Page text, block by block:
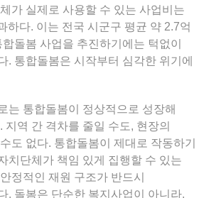
가 실제로 사용할 수 있는 사업비는
하다. 이는 전국 시군구 평균 약 2.7억
돌봄 사업을 추진하기에는 턱없이
. 통합돌봄은 시작부터 심각한 위기에
는 통합돌봄이 정상적으로 성장해
지역 간 격차를 줄일 수도, 현장의
도 없다. 통합돌봄이 제대로 작동하기
치단체가 책임 있게 집행할 수 있는
정적인 재원 구조가 반드시
. 돌봄은 단순한 복지사업이 아니라,